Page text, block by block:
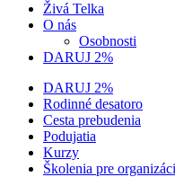
Živá Telka
O nás
Osobnosti
DARUJ 2%
DARUJ 2%
Rodinné desatoro
Cesta prebudenia
Podujatia
Kurzy
Školenia pre